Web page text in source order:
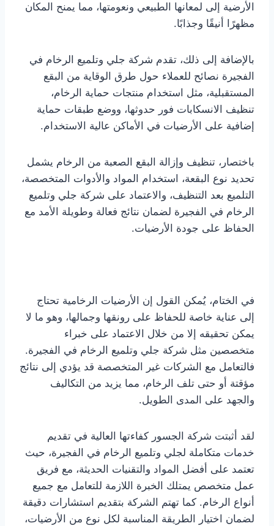
الأرضية إلى لمعانها الطبيعي ونعومتها، مما يمنح المكان
مظهرًا أنيقًا وجذابًا.
بالإضافة إلى ذلك، تقدم شركة جلي وتلميع الرخام في
الفجيرة نصائح للعملاء حول طرق الوقاية من البقع
المستقبلية، مثل استخدام منتجات حماية الرخام،
تنظيف الانسكابات فور حدوثها، ووضع طبقات حماية
إضافية على الأرضيات في الأماكن عالية الاستخدام.
باختصار، تنظيف وإزالة البقع الصعبة من الرخام يشمل
تحديد نوع البقعة، استخدام المواد والأدوات المتخصصة،
التلميع بعد التنظيف، والاعتماد على شركة جلي وتلميع
الرخام في الفجيرة لضمان نتائج فعالة وطويلة الأمد مع
الحفاظ على جودة الأرضيات.
في الختام، يُمكن القول إن الأرضيات الرخامية تحتاج
إلى عناية خاصة للحفاظ على رونقها وجمالها، وهو ما لا
يمكن تحقيقه إلا من خلال الاعتماد على خبراء
متخصصين مثل شركة جلي وتلميع الرخام في الفجيرة.
فالتعامل مع الشركات غير المتخصصة قد يؤدي إلى نتائج
مؤقتة أو حتى تلف الرخام، مما يزيد من التكاليف
والجهد على المدى الطويل.
لقد أثبتت شركة الجسور كفاءتها العالية في تقديم
خدمات متكاملة لجلي وتلميع الرخام في الفجيرة، حيث
تعتمد على أفضل المواد والتقنيات الحديثة، مع فريق
عمل متخصص يمتلك الخبرة اللازمة للتعامل مع جميع
أنواع الرخام. كما تهتم الشركة بتقديم استشارات دقيقة
لضمان اختيار الطريقة المناسبة لكل نوع من الأرضيات،